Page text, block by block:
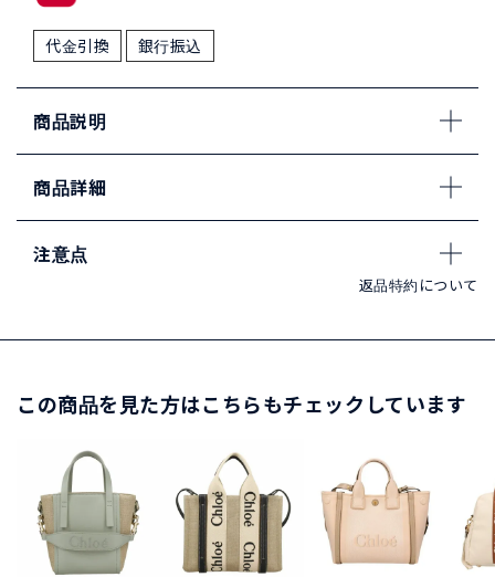
代金引換 銀行振込
商品説明
商品詳細
注意点
返品特約について
この商品を見た方はこちらもチェックしています